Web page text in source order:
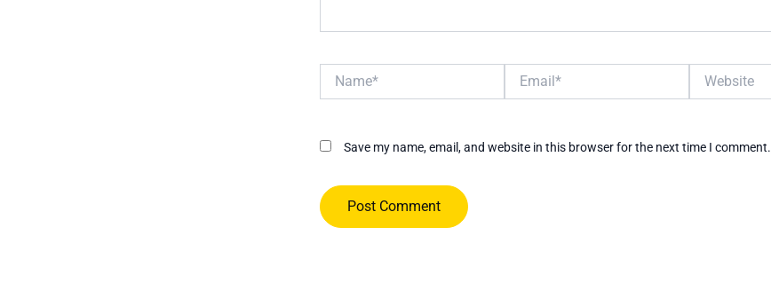
Save my name, email, and website in this browser for the next time I comment.